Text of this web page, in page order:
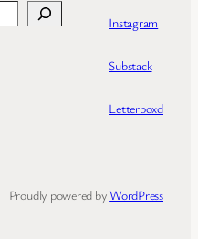
Instagram
Substack
Letterboxd
Proudly powered byWordPress